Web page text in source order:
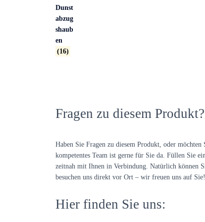
Dunst
abzug
shaub
en
(16)
Fragen zu diesem Produkt?
Haben Sie Fragen zu diesem Produkt, oder
kompetentes Team ist gerne für Sie da. Füllen Sie
zeitnah mit Ihnen in Verbindung. Natürlich können
besuchen uns direkt vor Ort – wir freuen uns auf Sie!
Hier finden Sie uns: